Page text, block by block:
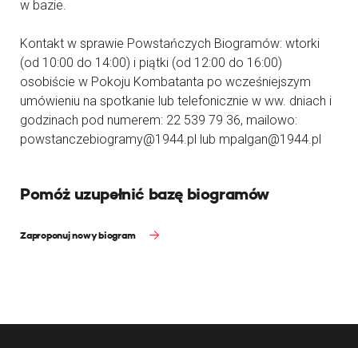
w bazie.
Kontakt w sprawie Powstańczych Biogramów: wtorki
(od 10:00 do 14:00) i piątki (od 12:00 do 16:00)
osobiście w Pokoju Kombatanta po wcześniejszym
umówieniu na spotkanie lub telefonicznie w ww. dniach i
godzinach pod numerem: 22 539 79 36, mailowo:
powstanczebiogramy@1944.pl lub mpalgan@1944.pl
Pomóż uzupełnić bazę biogramów
Zaproponuj nowy biogram